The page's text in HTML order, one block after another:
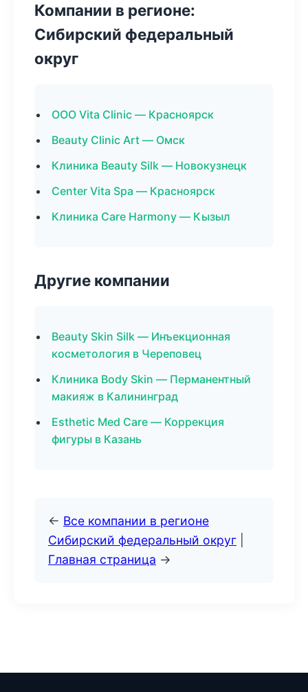
Компании в регионе:
Сибирский федеральный
округ
ООО Vita Clinic — Красноярск
Beauty Clinic Art — Омск
Клиника Beauty Silk — Новокузнецк
Center Vita Spa — Красноярск
Клиника Care Harmony — Кызыл
Другие компании
Beauty Skin Silk — Инъекционная
косметология в Череповец
Клиника Body Skin — Перманентный
макияж в Калининград
Esthetic Med Care — Коррекция
фигуры в Казань
← Все компании в регионе
Сибирский федеральный округ
Главная страница →